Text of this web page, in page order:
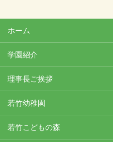
ホーム
学園紹介
理事長ご挨拶
若竹幼稚園
若竹こどもの森